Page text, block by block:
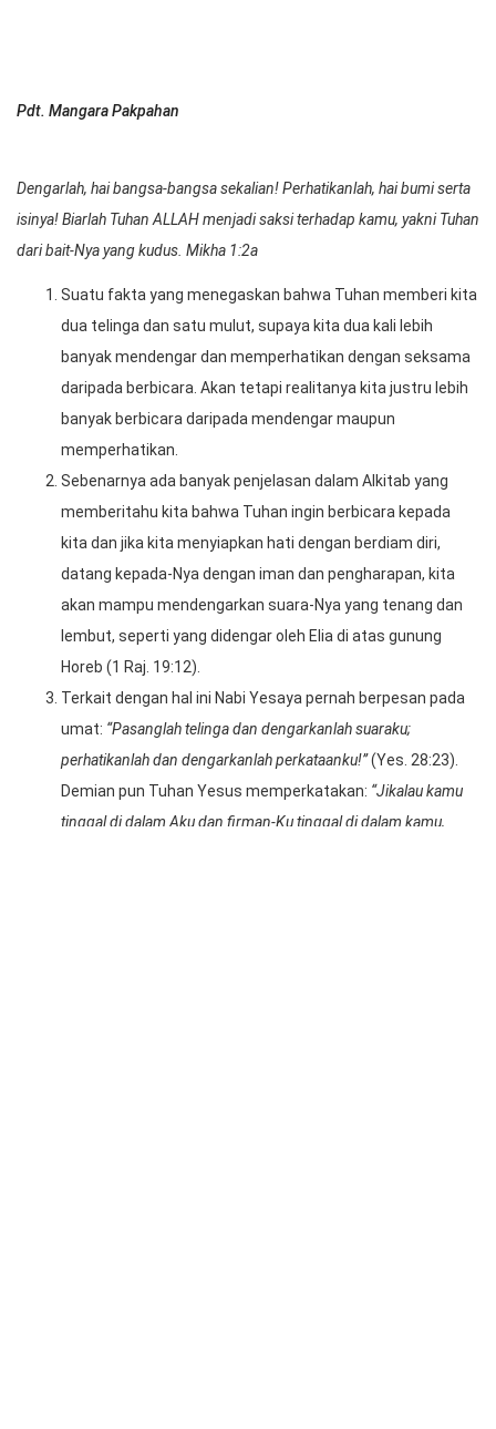
Pdt. Mangara Pakpahan
Dengarlah, hai bangsa-bangsa sekalian! Perhatikanlah, hai bumi serta
isinya! Biarlah Tuhan ALLAH menjadi saksi terhadap kamu, yakni Tuhan
dari bait-Nya yang kudus. Mikha 1:2a
Suatu fakta yang menegaskan bahwa Tuhan memberi kita
dua telinga dan satu mulut, supaya kita dua kali lebih
banyak mendengar dan memperhatikan dengan seksama
daripada berbicara. Akan tetapi realitanya kita justru lebih
banyak berbicara daripada mendengar maupun
memperhatikan.
Sebenarnya ada banyak penjelasan dalam Alkitab yang
memberitahu kita bahwa Tuhan ingin berbicara kepada
kita dan jika kita menyiapkan hati dengan berdiam diri,
datang kepada-Nya dengan iman dan pengharapan, kita
akan mampu mendengarkan suara-Nya yang tenang dan
lembut, seperti yang didengar oleh Elia di atas gunung
Horeb (1 Raj. 19:12).
Terkait dengan hal ini Nabi Yesaya pernah berpesan pada
umat: “Pasanglah telinga dan dengarkanlah suaraku;
perhatikanlah dan dengarkanlah perkataanku!”(Yes. 28:23).
Demian pun Tuhan Yesus memperkatakan: “Jikalau kamu
tinggal di dalam Aku dan firman-Ku tinggal di dalam kamu,